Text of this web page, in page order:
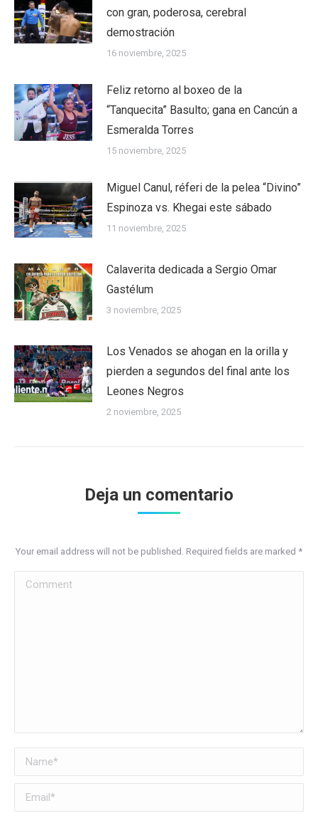
con gran, poderosa, cerebral
demostración
16 noviembre, 2025
Feliz retorno al boxeo de la
“Tanquecita” Basulto; gana en Cancún a
Esmeralda Torres
15 noviembre, 2025
Miguel Canul, réferi de la pelea “Divino”
Espinoza vs. Khegai este sábado
11 noviembre, 2025
Calaverita dedicada a Sergio Omar
Gastélum
3 noviembre, 2025
Los Venados se ahogan en la orilla y
pierden a segundos del final ante los
Leones Negros
2 noviembre, 2025
Deja un comentario
Your email address will not be published. Required fields are marked *
Comment
Name *
Email *